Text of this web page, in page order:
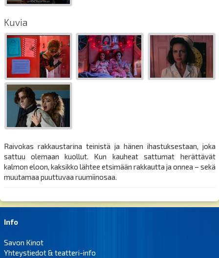
Kuvia
Raivokas rakkaustarina teinistä ja hänen ihastuksestaan, joka
sattuu olemaan kuollut. Kun kauheat sattumat herättävät
kalmon eloon, kaksikko lähtee etsimään rakkautta ja onnea – sekä
muutamaa puuttuvaa ruumiinosaa.
Info
Savon Kinot
Yhteystiedot & teatteri-info